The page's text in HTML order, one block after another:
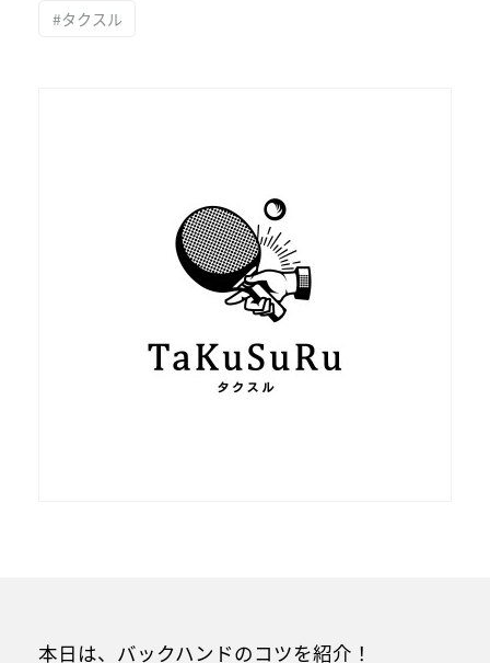
#タクスル
本日は、バックハンドのコツを紹介！